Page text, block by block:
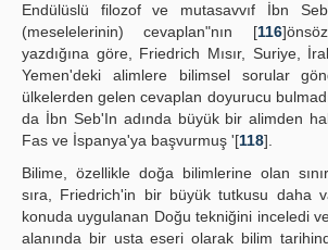
Endülüslü filozof ve mutasavvıf İbn
(meselelerinin) cevaplan"nın [116
yazdığına göre, Friedrich Mısır, Suriye,
Yemen'deki alimlere bilimsel sorular
ülkelerden gelen cevaplan doyurucu
da İbn Seb'In adında büyük bir alimden
Fas ve İspanya'ya başvurmuş '[118].
Bilime, özellikle doğa bilimlerine olan
sıra, Friedrich'in bir büyük tutkusu daha
konuda uygulanan Doğu tekniğini inceledi
alanında bir usta eseri olarak bilim